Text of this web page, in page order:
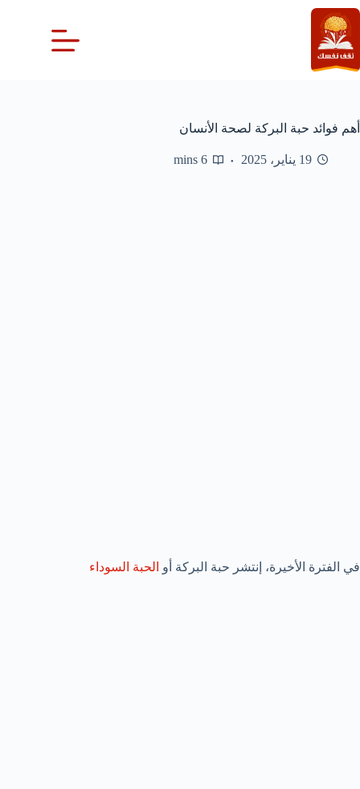
التجاوز
إلى
المحتوى
أهم فوائد حبة البركة لصحة الأنسان
19 يناير، 2025 6 mins
في الفترة الأخيرة، إنتشر حبة البركة أو الحبة السوداء